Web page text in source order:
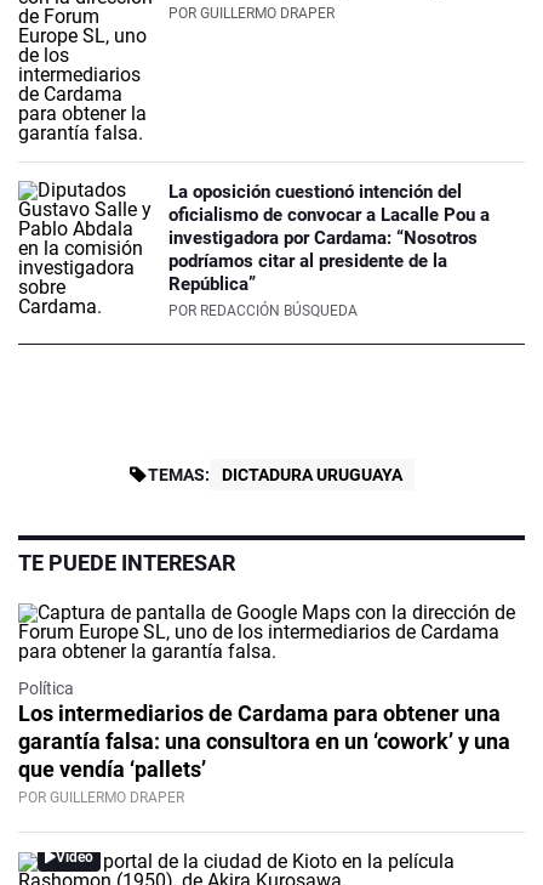
POR GUILLERMO DRAPER
La oposición cuestionó intención del
oficialismo de convocar a Lacalle Pou a
investigadora por Cardama: “Nosotros
podríamos citar al presidente de la
República”
POR REDACCIÓN BÚSQUEDA
TEMAS: DICTADURA URUGUAYA
TE PUEDE INTERESAR
Política
Los intermediarios de Cardama para obtener una
garantía falsa: una consultora en un ‘cowork’ y una
que vendía ‘pallets’
POR GUILLERMO DRAPER
Video